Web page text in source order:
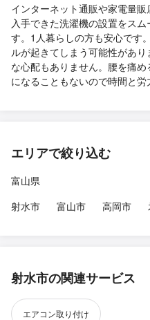
インターネット通販や家電量
入手できた洗濯機の設置をス
す。1人暮らしの方も安心です
ルが起きてしまう可能性があ
な心配もありません。腰を痛
になることもないので時間と労
エリアで絞り込む
富山県
射水市
富山市 高岡市
射水市の関連サービス
エアコン取り付け